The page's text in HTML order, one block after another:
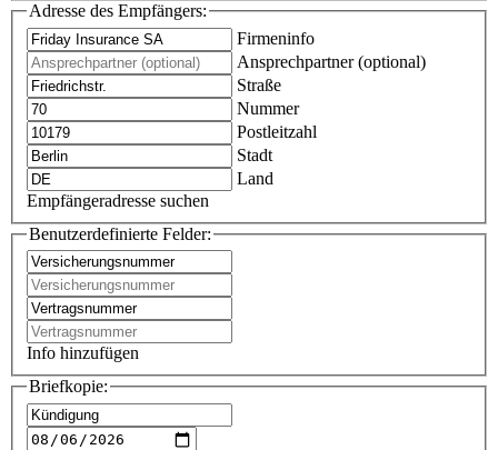
Adresse des Empfängers:
Firmeninfo
Ansprechpartner (optional)
Straße
Nummer
Postleitzahl
Stadt
Land
Empfängeradresse suchen
Benutzerdefinierte Felder:
Info hinzufügen
Briefkopie: